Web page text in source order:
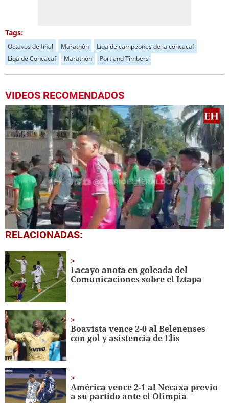
Tags:
Octavos de final Marathón
Liga de campeones de la concacaf
Liga de Concacaf
Marathón Portland Timbers
VIDEOS RECOMENDADOS
0
seconds
1
minute,
51
seconds
RELACIONADAS:
Lacayo anota en goleada del
Comunicaciones sobre el Iztapa
Boavista vence 2-0 al Belenenses
con gol y asistencia de Elis
América vence 2-1 al Necaxa previo
a su partido ante el Olimpia